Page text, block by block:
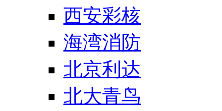
西安彩核
海湾消防
北京利达
北大青鸟